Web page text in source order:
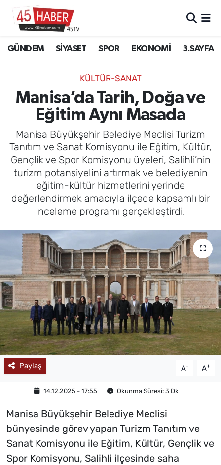
GÜNDEM SİYASET SPOR EKONOMİ 3.SAYFA
KÜLTÜR-SANAT
Manisa’da Tarih, Doğa ve
Eğitim Aynı Masada
Manisa Büyükşehir Belediye Meclisi Turizm
Tanıtım ve Sanat Komisyonu ile Eğitim, Kültür,
Gençlik ve Spor Komisyonu üyeleri, Salihli’nin
turizm potansiyelini artırmak ve belediyenin
eğitim-kültür hizmetlerini yerinde
değerlendirmek amacıyla ilçede kapsamlı bir
inceleme programı gerçekleştirdi.
Paylaş A- A+
14.12.2025 - 17:55 Okunma Süresi: 3 Dk
Manisa Büyükşehir Belediye Meclisi
bünyesinde görev yapan Turizm Tanıtım ve
Sanat Komisyonu ile Eğitim, Kültür, Gençlik ve
Spor Komisyonu, Salihli ilçesinde saha
SİYASET
SPOR
EKONOMİ
3.SAYFA
EĞİTİM
SAĞLIK
YAŞAM
MAGAZİN
Manisa Hava Durumu
Manisa Namaz Vakitleri
Manisa Trafik Yoğunluk Haritası
Süper Lig Puan Durumu ve Fikstür
Tüm Manşetler
Son Dakika Haberleri
Haber Arşivi